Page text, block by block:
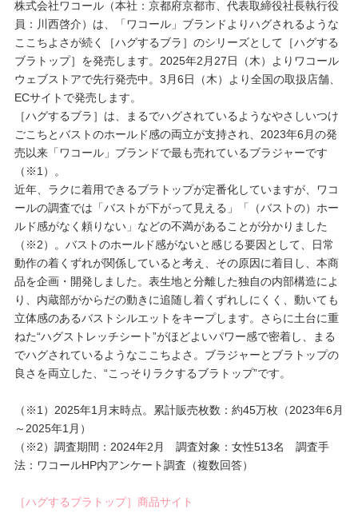
ニュース＆トピックス
企業情報
SNSアカウント一覧
プレゼント・キャンペーン
メールニュース登録
お問い合わせ
よくあるご質問
株式会社ワコール（本社：京都府京都市、代表取締役社長執行役
員：川西啓介）は、「ワコール」ブランドよりハグされるような
ここちよさが続く［ハグするブラ］のシリーズとして［ハグする
ブラトップ］を発売します。2025年2月27日（木）よりワコール
ウェブストアで先行発売中。3月6日（木）より全国の取扱店舗、
ECサイトで発売します。
［ハグするブラ］は、まるでハグされているようなやさしいつけ
ごこちとバストのホールド感の両立が支持され、2023年6月の発
売以来「ワコール」ブランドで最も売れているブラジャーです
（※1）。
近年、ラクに着用できるブラトップが定番化していますが、ワコ
ールの調査では「バストが下がって見える」「（バストの）ホー
ルド感がなく頼りない」などの不満があることが分かりました
（※2）。バストのホールド感がないと感じる要因として、日常
動作の着くずれが関係していると考え、その原因に着目し、本商
品を企画・開発しました。表生地と分離した独自の内部構造によ
り、内蔵部がからだの動きに追随し着くずれしにくく、動いても
立体感のあるバストシルエットをキープします。さらに土台に重
ねた“ハグストレッチシート”がほどよいパワー感で密着し、まる
でハグされているようなここちよさ。ブラジャーとブラトップの
良さを両立した、“こっそりラクするブラトップ”です。
（※1）2025年1月末時点。累計販売枚数：約45万枚（2023年6月
～2025年1月）
（※2）調査期間：2024年2月 調査対象：女性513名 調査手
法：ワコールHP内アンケート調査（複数回答）
［ハグするブラトップ］商品サイト